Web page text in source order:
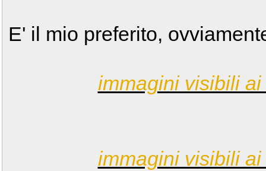
E' il mio preferito,
immagini visibili
immagini visibili